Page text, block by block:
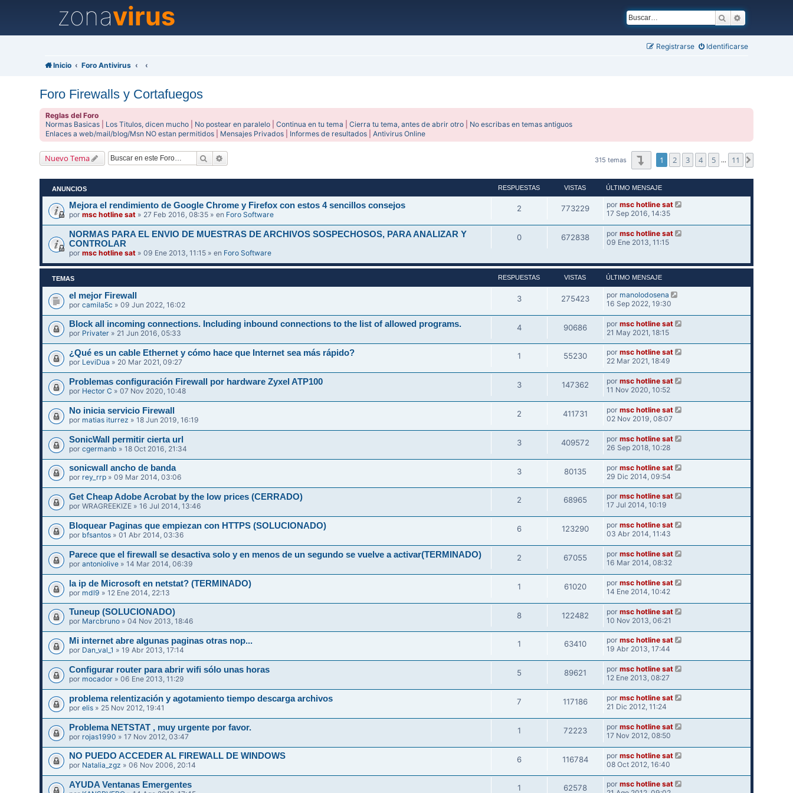
zonavirus Buscar
Identificarse
Registrarse
Inicio Foro Antivirus
Foro Firewalls y Cortafuegos
Reglas del Foro
Normas Basicas
Los Titulos, dicen mucho No postear en paralelo |Continua en tu tema |Cierra tu tema, antes de abrir otro
No escribas en temas antiguos
Enlaces a web/mail/blog/Msn NO estan permitidos
Mensajes Privados Informes de resultados |Antivirus Online
Nuevo Tema Buscar 315 temas Página1 de
1 2 3 4 5 … 11
ANUNCIOS RESPUESTAS VISTAS ÚLTIMO MENSAJE
Mejora el rendimiento de Google Chrome y Firefox con estos 4 sencillos consejos
pormsc hotline sat » 27 Feb 2016, 08:35 » en Foro Software
2 773229 por msc hotline sat
17 Sep 2016, 14:35
NORMAS PARA EL ENVIO DE MUESTRAS DE ARCHIVOS SOSPECHOSOS, PARA ANALIZAR Y
CONTROLAR
pormsc hotline sat » 09 Ene 2013, 11:15 » en Foro Software
0 672838 por msc hotline sat
09 Ene 2013, 11:15
TEMAS RESPUESTAS VISTAS ÚLTIMO MENSAJE
el mejor Firewall
porcamila5c » 09 Jun 2022, 16:02
3 275423 por manolodosena
16 Sep 2022, 19:30
Block all incoming connections. Including inbound connections to the list of allowed programs.
por Privater » 21 Jun 2016, 05:33
4 90686 por msc hotline sat
21 May 2021, 18:15
¿Qué es un cable Ethernet y cómo hace que Internet sea más rápido?
por LeviDua » 20 Mar 2021, 09:27
1 55230 por msc hotline sat
22 Mar 2021, 18:49
Problemas configuración Firewall por hardware Zyxel ATP100
por Hector C » 07 Nov 2020, 10:48
3 147362 por msc hotline sat
11 Nov 2020, 10:52
No inicia servicio Firewall
por matias iturrez » 18 Jun 2019, 16:19
2 411731 por msc hotline sat
02 Nov 2019, 08:07
SonicWall permitir cierta url
porcgermanb » 18 Oct 2016, 21:34
3 409572 por msc hotline sat
26 Sep 2018, 10:28
sonicwall ancho de banda
por rey_rrp » 09 Mar 2014, 03:06
3 80135 por msc hotline sat
29 Dic 2014, 09:54
Get Cheap Adobe Acrobat by the low prices (CERRADO)
porWRAGREEKIZE » 16 Jul 2014, 13:46
2 68965 por msc hotline sat
17 Jul 2014, 10:19
Bloquear Paginas que empiezan con HTTPS (SOLUCIONADO)
por bfsantos » 01 Abr 2014, 03:36
6 123290 por msc hotline sat
03 Abr 2014, 11:43
Parece que el firewall se desactiva solo y en menos de un segundo se vuelve a activar(TERMINADO)
porantoniolive » 14 Mar 2014, 06:39
2 67055 por msc hotline sat
16 Mar 2014, 08:32
la ip de Microsoft en netstat? (TERMINADO)
por mdl9 » 12 Ene 2014, 22:13
1 61020 por msc hotline sat
14 Ene 2014, 10:42
Tuneup (SOLUCIONADO)
por Marcbruno » 04 Nov 2013, 18:46
8 122482 por msc hotline sat
10 Nov 2013, 06:21
Mi internet abre algunas paginas otras nop...
por Dan_val_1 » 19 Abr 2013, 17:14
1 63410 por msc hotline sat
19 Abr 2013, 17:44
Configurar router para abrir wifi sólo unas horas
por mocador » 06 Ene 2013, 11:29
5 89621 por msc hotline sat
12 Ene 2013, 08:27
problema relentización y agotamiento tiempo descarga archivos
porelis » 25 Nov 2012, 19:41
7 117186 por msc hotline sat
21 Dic 2012, 11:24
Problema NETSTAT , muy urgente por favor.
por rojas1990 » 17 Nov 2012, 03:47
1 72223 por msc hotline sat
17 Nov 2012, 08:50
NO PUEDO ACCEDER AL FIREWALL DE WINDOWS
por Natalia_zgz » 06 Nov 2006, 20:14
6 116784 por msc hotline sat
08 Oct 2012, 16:40
AYUDA Ventanas Emergentes 1 62578 por msc hotline sat